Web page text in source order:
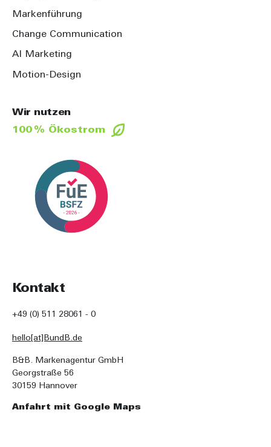
Kontakt
+49 (0) 511 28061 - 0
hello[at]BundB.de
B&B. Markenagentur GmbH
Georgstraße 56
30159 Hannover
Anfahrt mit Google Maps
Wir nutzen
100 % Ökostrom
Markenführung
Change Communication
AI Marketing
Motion-Design